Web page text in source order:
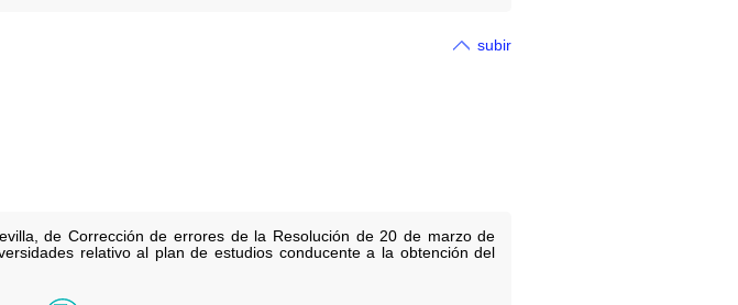
subir
de Corrección de errores de la Resolución de 20 de marzo de
relativo al plan de estudios conducente a la obtención del